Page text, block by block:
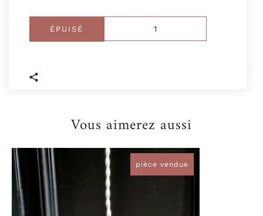
ÉPUISÉ
Vous aimerez aussi
pièce vendue